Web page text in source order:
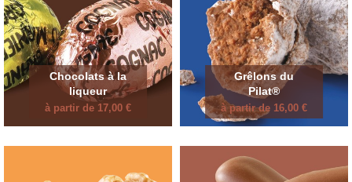
Chocolats à la
liqueur
à partir de 17,00 €
Grêlons du
Pilat®
à partir de 16,00 €